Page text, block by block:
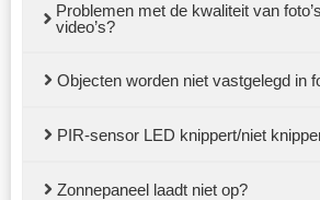
Problemen met de kwaliteit van
video’s?
Objecten worden niet vastgelegd in
PIR-sensor LED knippert/niet
Zonnepaneel laadt niet op?